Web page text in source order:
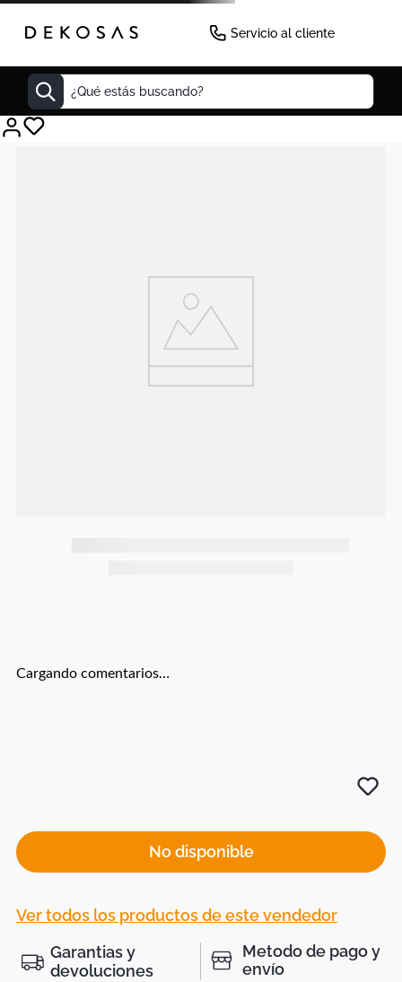
Servicio al cliente
¿Qué estás buscando?
Cargando comentarios…
No disponible
Ver todos los productos de este vendedor
Garantias y
devoluciones
Metodo de pago y
envío